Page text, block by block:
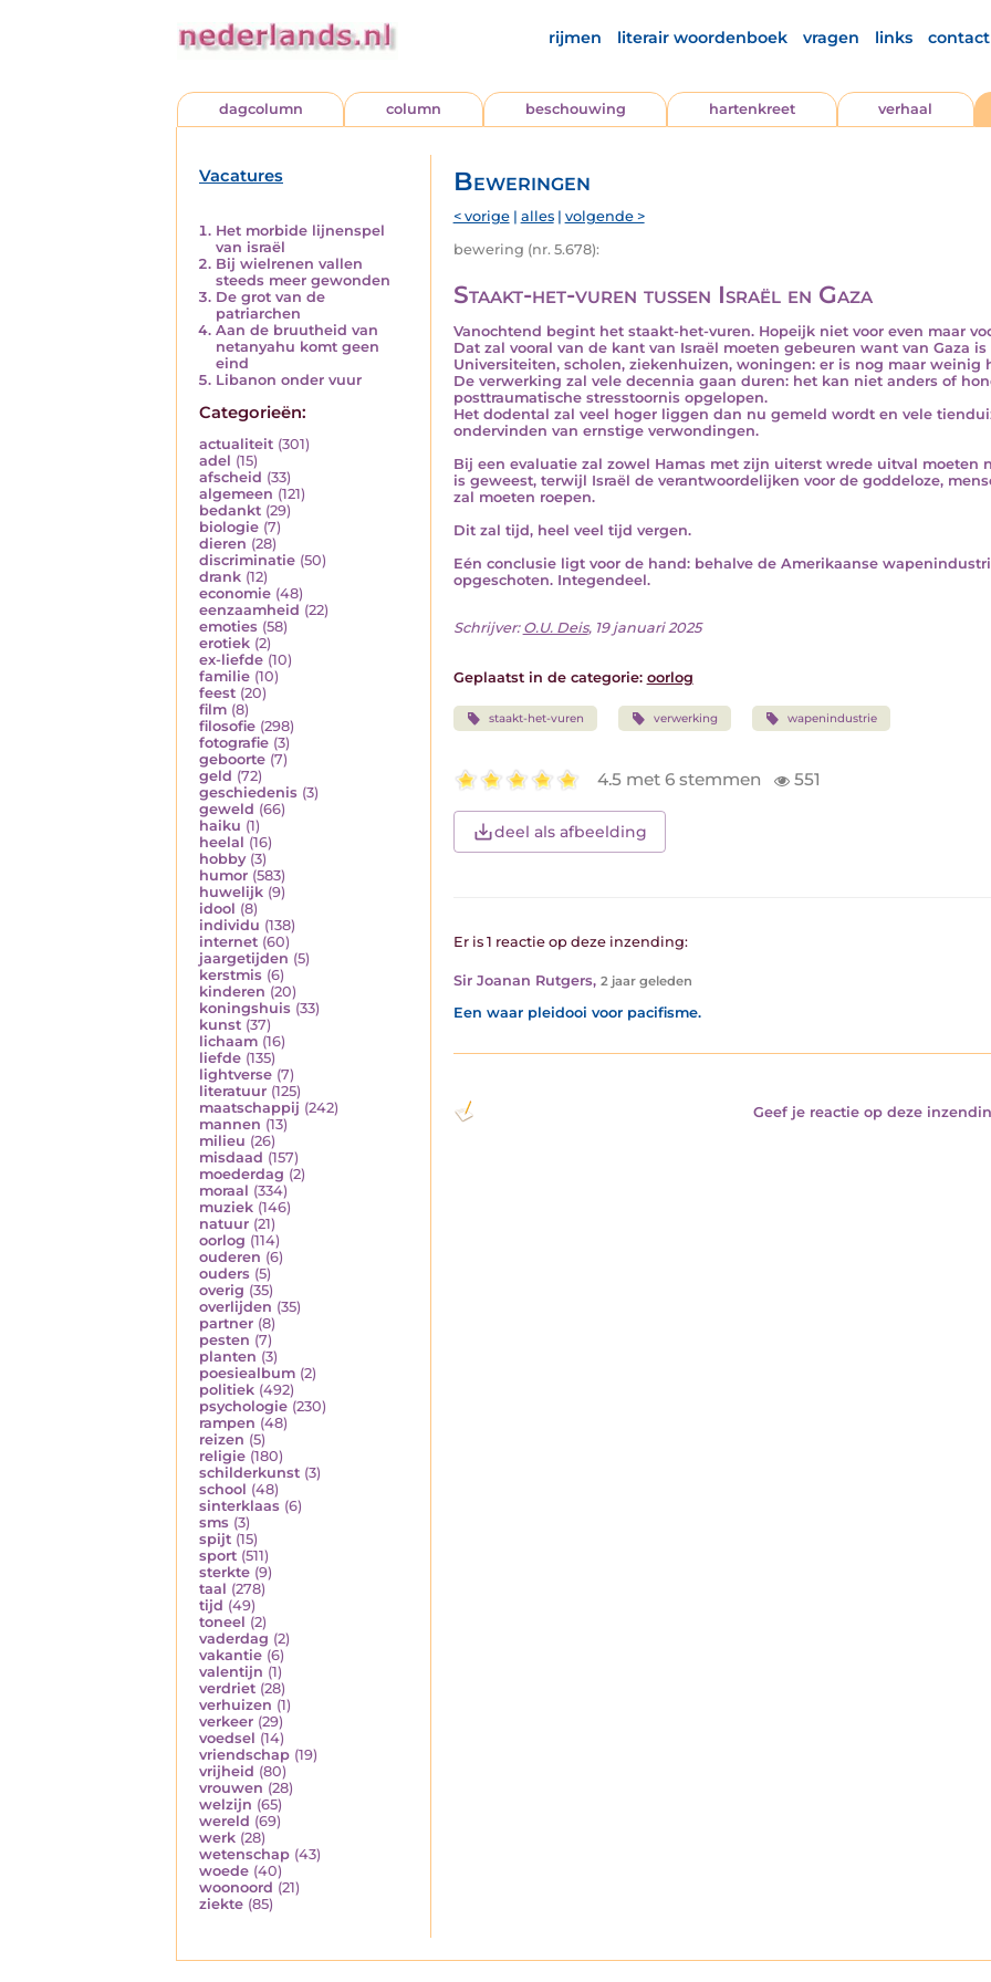
rijmen literair woordenboek vragen links contact
dagcolumn column beschouwing hartenkreet verhaal
Vacatures
Het morbide lijnenspel
van israël
Bij wielrenen vallen
steeds meer gewonden
De grot van de
patriarchen
Aan de bruutheid van
netanyahu komt geen
eind
Libanon onder vuur
Categorieën:
actualiteit (301)
adel (15)
afscheid (33)
algemeen (121)
bedankt (29)
biologie (7)
dieren (28)
discriminatie (50)
drank (12)
economie (48)
eenzaamheid (22)
emoties (58)
erotiek (2)
ex-liefde (10)
familie (10)
feest (20)
film (8)
filosofie (298)
fotografie (3)
geboorte (7)
geld (72)
geschiedenis (3)
geweld (66)
haiku (1)
heelal (16)
hobby (3)
humor (583)
huwelijk (9)
idool (8)
individu (138)
internet (60)
jaargetijden (5)
kerstmis (6)
kinderen (20)
koningshuis (33)
kunst (37)
lichaam (16)
liefde (135)
lightverse (7)
literatuur (125)
maatschappij (242)
mannen (13)
milieu (26)
misdaad (157)
moederdag (2)
moraal (334)
muziek (146)
natuur (21)
oorlog (114)
ouderen (6)
ouders (5)
overig (35)
overlijden (35)
partner (8)
pesten (7)
planten (3)
poesiealbum (2)
politiek (492)
psychologie (230)
rampen (48)
reizen (5)
religie (180)
schilderkunst (3)
school (48)
sinterklaas (6)
sms (3)
spijt (15)
sport (511)
sterkte (9)
taal (278)
tijd (49)
toneel (2)
vaderdag (2)
vakantie (6)
valentijn (1)
verdriet (28)
verhuizen (1)
verkeer (29)
voedsel (14)
vriendschap (19)
vrijheid (80)
vrouwen (28)
welzijn (65)
wereld (69)
werk (28)
wetenschap (43)
woede (40)
woonoord (21)
ziekte (85)
Beweringen
< vorige| alles| volgende >
bewering (nr. 5.678):
Staakt-het-vuren tussen Israël en Gaza
Vanochtend begint het staakt-het-vuren. Hopeijk niet voor even maar
Dat zal vooral van de kant van Israël moeten gebeuren want van Gaza
Universiteiten, scholen, ziekenhuizen, woningen: er is nog maar weinig
De verwerking zal vele decennia gaan duren: het kan niet anders of
posttraumatische stresstoornis opgelopen.
Het dodental zal veel hoger liggen dan nu gemeld wordt en vele
ondervinden van ernstige verwondingen.
Bij een evaluatie zal zowel Hamas met zijn uiterst wrede uitval
is geweest, terwijl Israël de verantwoordelijken voor de goddeloze,
zal moeten roepen.
Dit zal tijd, heel veel tijd vergen.
Eén conclusie ligt voor de hand: behalve de Amerikaanse
opgeschoten. Integendeel.
Schrijver: O.U. Deis, 19 januari 2025
Geplaatst in de categorie: oorlog
staakt-het-vuren verwerking wapenindustrie
4.5 met 6 stemmen 551
deel als afbeelding
Er is 1 reactie op deze inzending:
Sir Joanan Rutgers, 2 jaar geleden
Een waar pleidooi voor pacifisme.
Geef je reactie op deze